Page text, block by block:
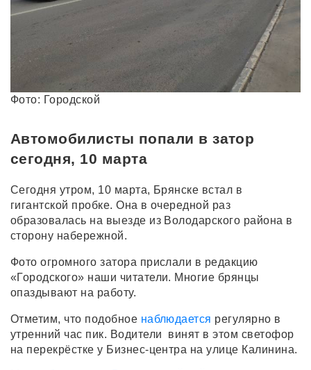
Фото: Городской
Автомобилисты попали в затор
сегодня, 10 марта
Сегодня утром, 10 марта, Брянске встал в
гигантской пробке. Она в очередной раз
образовалась на выезде из Володарского района в
сторону набережной.
Фото огромного затора прислали в редакцию
«Городского» наши читатели. Многие брянцы
опаздывают на работу.
Отметим, что подобное наблюдается регулярно в
утренний час пик. Водители винят в этом светофор
на перекрёстке у Бизнес-центра на улице Калинина.